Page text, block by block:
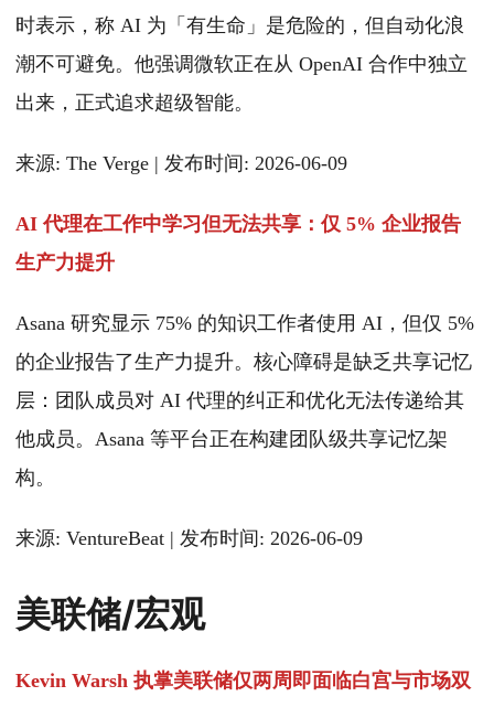
时表示，称 AI 为「有生命」是危险的，但自动化浪
潮不可避免。他强调微软正在从 OpenAI 合作中独立
出来，正式追求超级智能。
来源: The Verge | 发布时间: 2026-06-09
AI 代理在工作中学习但无法共享：仅 5% 企业报告
生产力提升
Asana 研究显示 75% 的知识工作者使用 AI，但仅 5%
的企业报告了生产力提升。核心障碍是缺乏共享记忆
层：团队成员对 AI 代理的纠正和优化无法传递给其
他成员。Asana 等平台正在构建团队级共享记忆架
构。
来源: VentureBeat | 发布时间: 2026-06-09
美联储/宏观
Kevin Warsh 执掌美联储仅两周即面临白宫与市场双